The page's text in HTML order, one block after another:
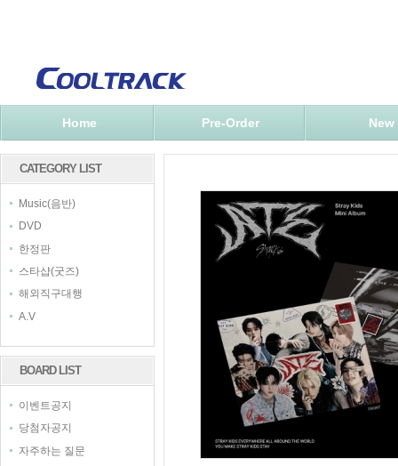
Home Pre-Order New
CATEGORY LIST
Music(음반)
DVD
한정판
스타샵(굿즈)
해외직구대행
A.V
BOARD LIST
이벤트공지
당첨자공지
자주하는 질문